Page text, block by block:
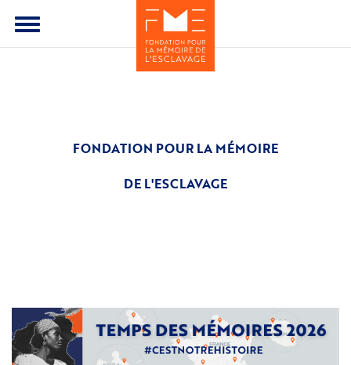
Toggle
menu
FONDATION POUR LA MÉMOIRE
DE L'ESCLAVAGE